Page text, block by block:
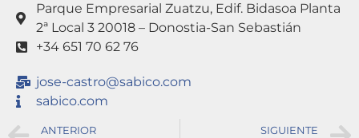
Parque Empresarial Zuatzu, Edif. Bidasoa Planta
2ª Local 3 20018 – Donostia-San Sebastián
+34 651 70 62 76
jose-castro@sabico.com
sabico.com
ANTERIOR SIGUIENTE